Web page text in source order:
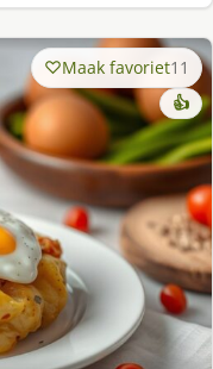
Maak favoriet11
👍